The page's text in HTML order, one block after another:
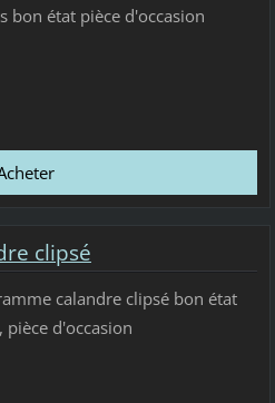
bon état pièce d'occasion
clipsé
calandre clipsé bon état
pièce d'occasion